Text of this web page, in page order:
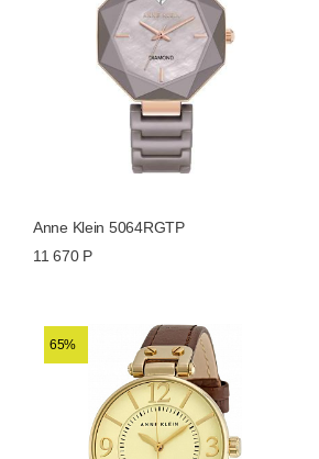
Anne Klein 5064RGTP
11 670 Р
65%